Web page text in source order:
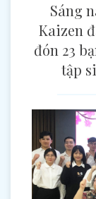
Sáng
Kaizen
đón 23
tập